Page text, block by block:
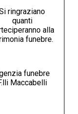
ringraziano
quanti
alla
funebre.
funebre
Maccabelli